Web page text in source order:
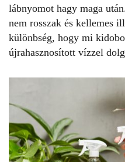
lábnyomot hagy maga
nem rosszak és kellemes
különbség, hogy mi
újrahasznosított vízzel